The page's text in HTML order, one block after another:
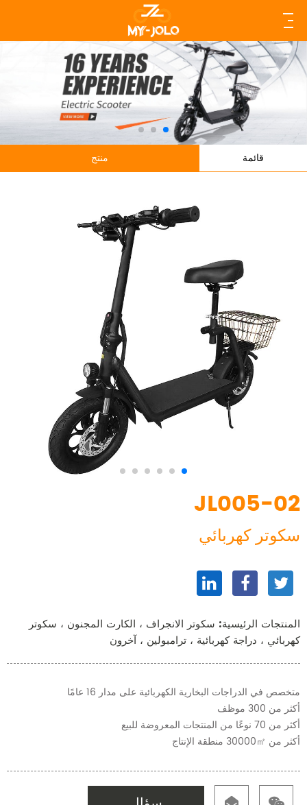
منتج قائمة
JL005-02
سكوتر كهربائي
المنتجات الرئيسية: سكوتر الانجراف ، الكارت المجنون ، سكوتر
كهربائي ، دراجة كهربائية ، ترامبولين ، آخرون
متخصص في الدراجات البخارية الكهربائية على مدار 16 عامًا
أكثر من 300 موظف
أكثر من 70 نوعًا من المنتجات المعروضة للبيع
أكثر من 30000㎡ منطقة الإنتاج